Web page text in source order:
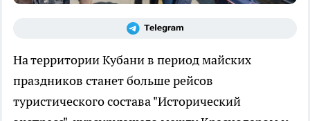
На территории Кубани в период майских
праздников станет больше рейсов
туристического состава "Исторический